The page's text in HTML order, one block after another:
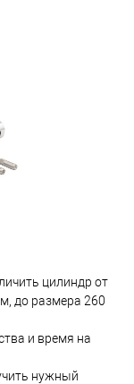
цилиндр от
до размера 260
и время на
нужный